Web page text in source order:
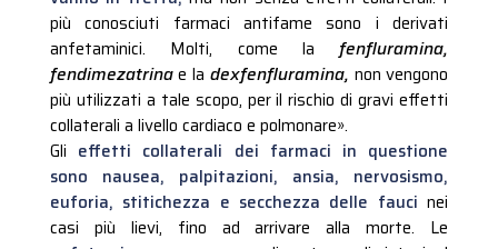
più conosciuti farmaci antifame sono i derivati
anfetaminici. Molti, come la fenfluramina,
fendimezatrinae la dexfenfluramina, non vengono
più utilizzati a tale scopo, per il rischio di gravi effetti
collaterali a livello cardiaco e polmonare».
Gli effetti collaterali dei farmaci in questione
sono nausea, palpitazioni, ansia, nervosismo,
euforia, stitichezza e secchezza delle fauci nei
casi più lievi, fino ad arrivare alla morte. Le